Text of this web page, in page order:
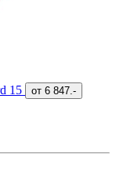
15 от 6 847.-